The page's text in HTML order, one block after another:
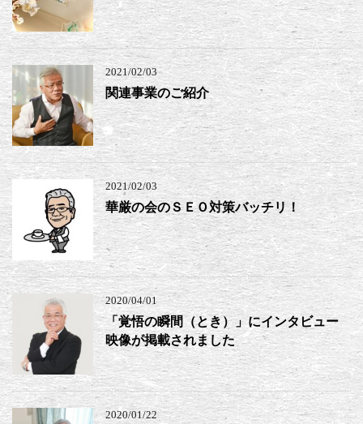
2021/02/03
関連事業のご紹介
2021/02/03
華厳の会のＳＥＯ対策バッチリ！
2020/04/01
「覚悟の瞬間（とき）」にインタビュー
映像が掲載されました
2020/01/22